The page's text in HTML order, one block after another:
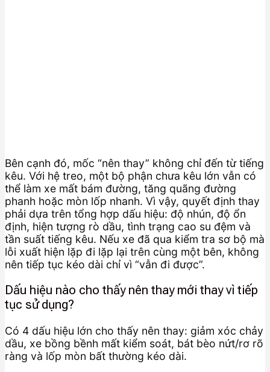
Bên cạnh đó, mốc “nên thay” không chỉ đến từ tiếng
kêu. Với hệ treo, một bộ phận chưa kêu lớn vẫn có
thể làm xe mất bám đường, tăng quãng đường
phanh hoặc mòn lốp nhanh. Vì vậy, quyết định thay
phải dựa trên tổng hợp dấu hiệu: độ nhún, độ ổn
định, hiện tượng rò dầu, tình trạng cao su đệm và
tần suất tiếng kêu. Nếu xe đã qua kiểm tra sơ bộ mà
lỗi xuất hiện lặp đi lặp lại trên cùng một bên, không
nên tiếp tục kéo dài chỉ vì “vẫn đi được”.
Dấu hiệu nào cho thấy nên thay mới thay vì tiếp
tục sử dụng?
Có 4 dấu hiệu lớn cho thấy nên thay: giảm xóc chảy
dầu, xe bồng bềnh mất kiểm soát, bát bèo nứt/rơ rõ
ràng và lốp mòn bất thường kéo dài.